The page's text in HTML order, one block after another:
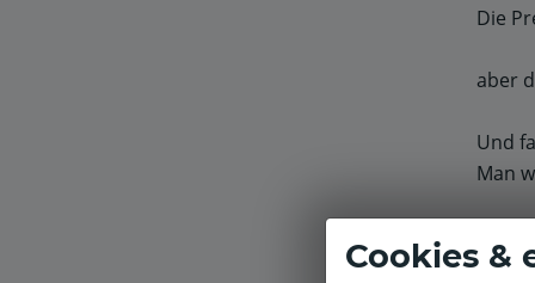
Die
aber
Und
Man
alles
Cookies &